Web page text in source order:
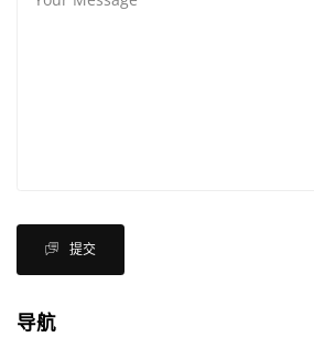
提交
导航